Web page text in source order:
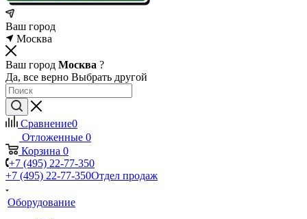
Ваш город
Москва
Ваш город Москва ?
Да, все верно Выбрать другой
Сравнение0
Отложенные 0
Корзина 0
+7 (495) 22-77-350
+7 (495) 22-77-350Отдел продаж
Оборудование